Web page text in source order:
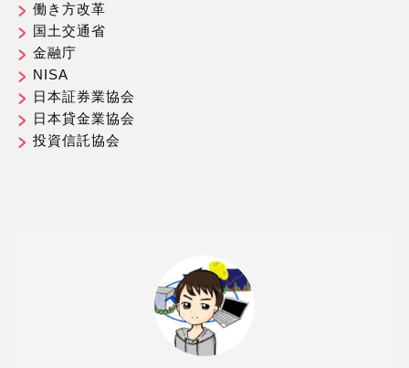
働き方改革
国土交通省
金融庁
NISA
日本証券業協会
日本貸金業協会
投資信託協会